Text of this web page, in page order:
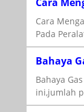
Cara
Pada
Bahaya
Bahaya
ini,jumlah